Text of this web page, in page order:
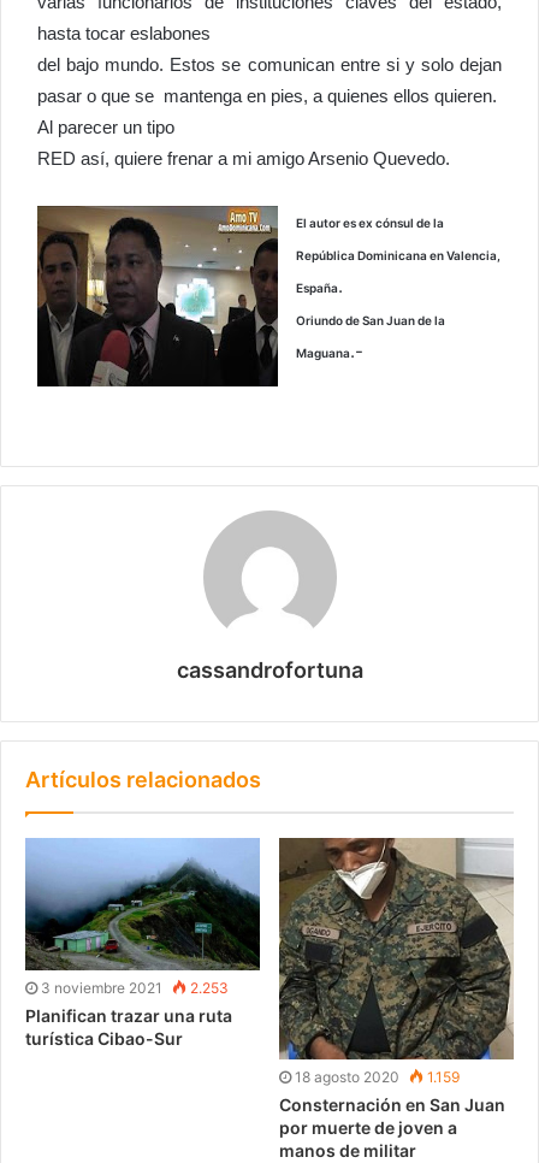
hasta tocar eslabones
del bajo mundo. Estos se comunican entre si y solo dejan
pasar o que se mantenga en pies, a quienes ellos quieren.
Al parecer un tipo
RED así, quiere frenar a mi amigo Arsenio Quevedo.
El autor es ex cónsul de la
República Dominicana en Valencia,
España.
Oriundo de San Juan de la
Maguana.-
cassandrofortuna
Artículos relacionados
3 noviembre 2021 2.253
Planifican trazar una ruta
turística Cibao-Sur
18 agosto 2020 1.159
Consternación en San Juan
por muerte de joven a
manos de militar